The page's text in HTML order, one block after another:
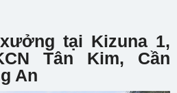
tại Kizuna 1,
Tân Kim, Cần
An